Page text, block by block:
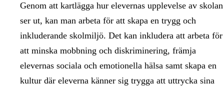
Genom att kartlägga hur elevernas upplevelse av skolan
ser ut, kan man arbeta för att skapa en trygg och
inkluderande skolmiljö. Det kan inkludera att arbeta för
att minska mobbning och diskriminering, främja
elevernas sociala och emotionella hälsa samt skapa en
kultur där eleverna känner sig trygga att uttrycka sina